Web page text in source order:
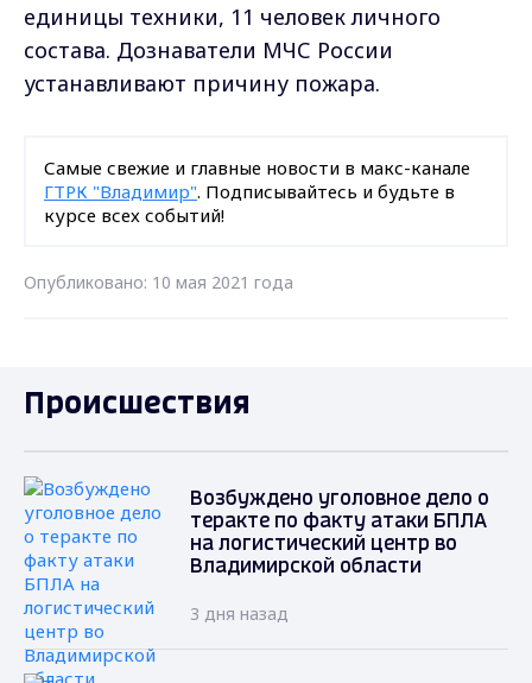
единицы техники, 11 человек личного
состава. Дознаватели МЧС России
устанавливают причину пожара.
Самые свежие и главные новости в макс-канале
ГТРК "Владимир". Подписывайтесь и будьте в
курсе всех событий!
Опубликовано: 10 мая 2021 года
Происшествия
Возбуждено уголовное дело о
теракте по факту атаки БПЛА
на логистический центр во
Владимирской области
3 дня назад